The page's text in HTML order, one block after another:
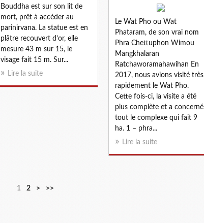
Bouddha est sur son lit de
mort, prêt à accéder au
parinirvana. La statue est en
plâtre recouvert d’or, elle
mesure 43 m sur 15, le
visage fait 15 m. Sur...
Lire la suite
Le Wat Pho ou Wat
Phataram, de son vrai nom
Phra Chettuphon Wimou
Mangkhalaran
Ratchaworamahawihan En
2017, nous avions visité très
rapidement le Wat Pho.
Cette fois-ci, la visite a été
plus complète et a concerné
tout le complexe qui fait 9
ha. 1 – phra...
Lire la suite
1 2 > >>